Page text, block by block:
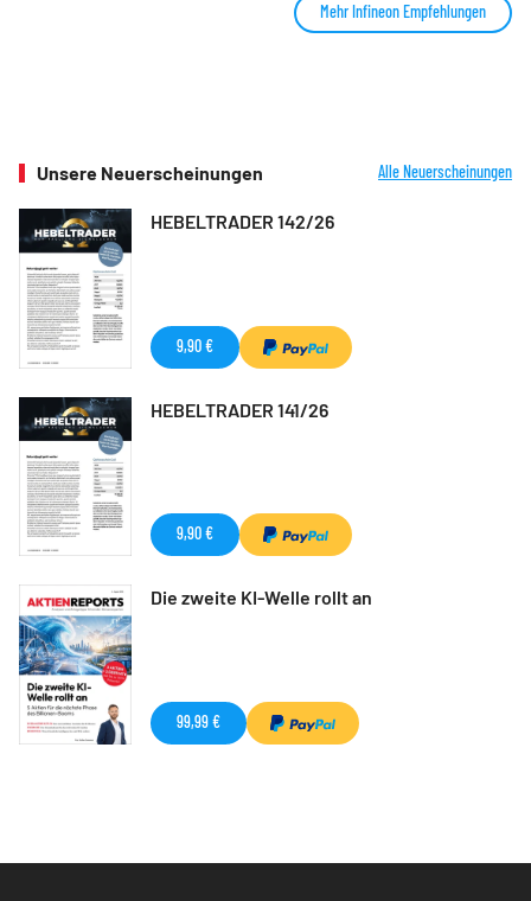
Mehr Infineon Empfehlungen
Unsere Neuerscheinungen Alle Neuerscheinungen
HEBELTRADER 142/26
9,90 €
HEBELTRADER 141/26
9,90 €
Die zweite KI-Welle rollt an
99,99 €